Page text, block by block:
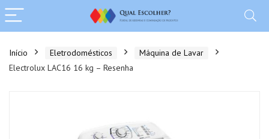
Início Eletrodomésticos
Máquina de Lavar
Electrolux LAC16 16 kg – Resenha